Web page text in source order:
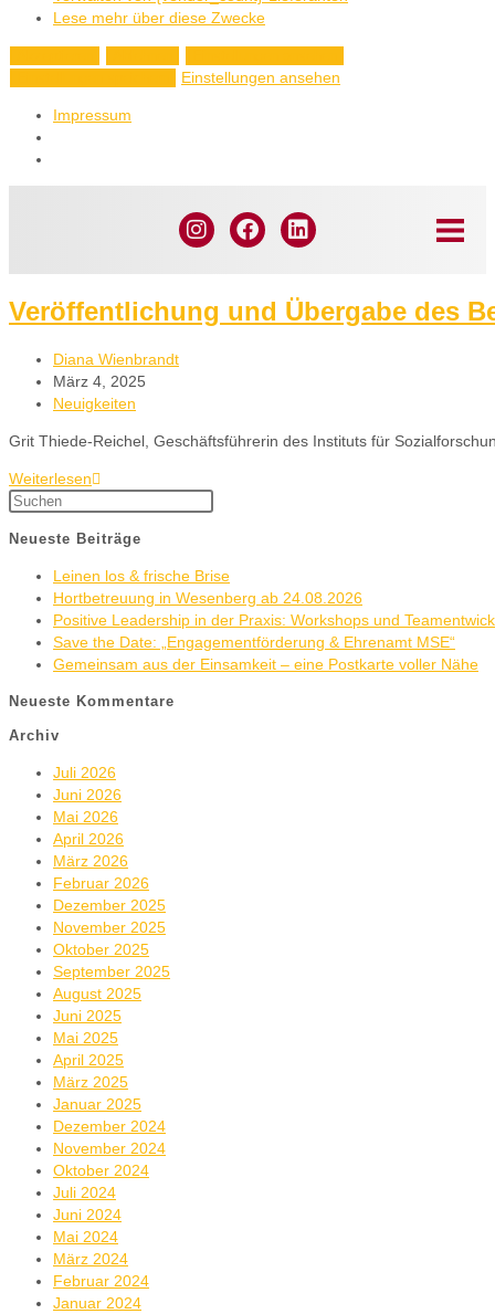
Lese mehr über diese Zwecke
Einstellungen ansehen
Impressum
Veröffentlichung und Übergabe des
Diana Wienbrandt
März 4, 2025
Neuigkeiten
Grit Thiede-Reichel, Geschäftsführerin des Instituts für
Weiterlesen
Neueste Beiträge
Leinen los & frische Brise
Hortbetreuung in Wesenberg ab 24.08.2026
Positive Leadership in der Praxis: Workshops und
Save the Date: „Engagementförderung & Ehrenamt MSE“
Gemeinsam aus der Einsamkeit – eine Postkarte voller Nähe
Neueste Kommentare
Archiv
Juli 2026
Juni 2026
Mai 2026
April 2026
März 2026
Februar 2026
Dezember 2025
November 2025
Oktober 2025
September 2025
August 2025
Juni 2025
Mai 2025
April 2025
März 2025
Januar 2025
Dezember 2024
November 2024
Oktober 2024
Juli 2024
Juni 2024
Mai 2024
März 2024
Februar 2024
Januar 2024